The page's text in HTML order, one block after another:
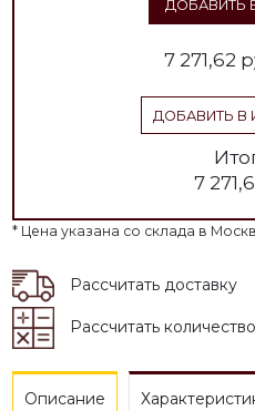
ДОБАВИТЬ
7 271,62
ДОБАВИТЬ В
7
* Цена указана со склада в
Рассчитать доставку
Рассчитать количество
Описание